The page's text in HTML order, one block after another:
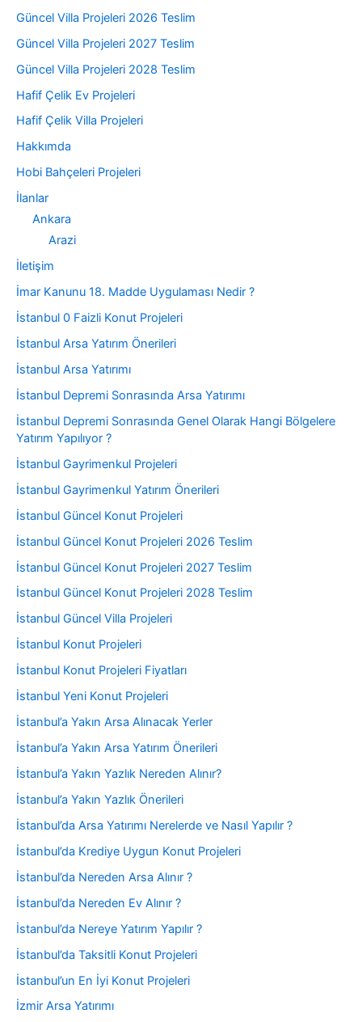
Güncel Villa Projeleri 2026 Teslim
Güncel Villa Projeleri 2027 Teslim
Güncel Villa Projeleri 2028 Teslim
Hafif Çelik Ev Projeleri
Hafif Çelik Villa Projeleri
Hakkımda
Hobi Bahçeleri Projeleri
İlanlar
Ankara
Arazi
İletişim
İmar Kanunu 18. Madde Uygulaması Nedir ?
İstanbul 0 Faizli Konut Projeleri
İstanbul Arsa Yatırım Önerileri
İstanbul Arsa Yatırımı
İstanbul Depremi Sonrasında Arsa Yatırımı
İstanbul Depremi Sonrasında Genel Olarak Hangi Bölgelere
Yatırım Yapılıyor ?
İstanbul Gayrimenkul Projeleri
İstanbul Gayrimenkul Yatırım Önerileri
İstanbul Güncel Konut Projeleri
İstanbul Güncel Konut Projeleri 2026 Teslim
İstanbul Güncel Konut Projeleri 2027 Teslim
İstanbul Güncel Konut Projeleri 2028 Teslim
İstanbul Güncel Villa Projeleri
İstanbul Konut Projeleri
İstanbul Konut Projeleri Fiyatları
İstanbul Yeni Konut Projeleri
İstanbul’a Yakın Arsa Alınacak Yerler
İstanbul’a Yakın Arsa Yatırım Önerileri
İstanbul’a Yakın Yazlık Nereden Alınır?
İstanbul’a Yakın Yazlık Önerileri
İstanbul’da Arsa Yatırımı Nerelerde ve Nasıl Yapılır ?
İstanbul’da Krediye Uygun Konut Projeleri
İstanbul’da Nereden Arsa Alınır ?
İstanbul’da Nereden Ev Alınır ?
İstanbul’da Nereye Yatırım Yapılır ?
İstanbul’da Taksitli Konut Projeleri
İstanbul’un En İyi Konut Projeleri
İzmir Arsa Yatırımı